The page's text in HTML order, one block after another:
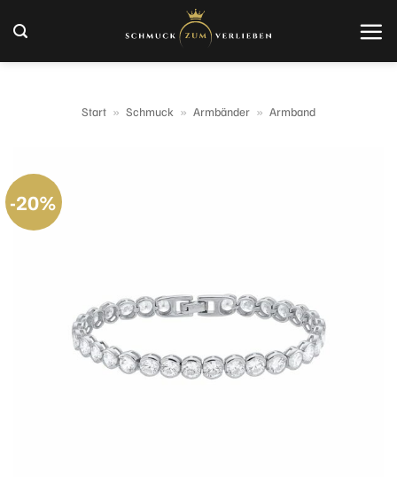
Inhalt
springen
Start » Schmuck » Armbänder » Armband
-20%